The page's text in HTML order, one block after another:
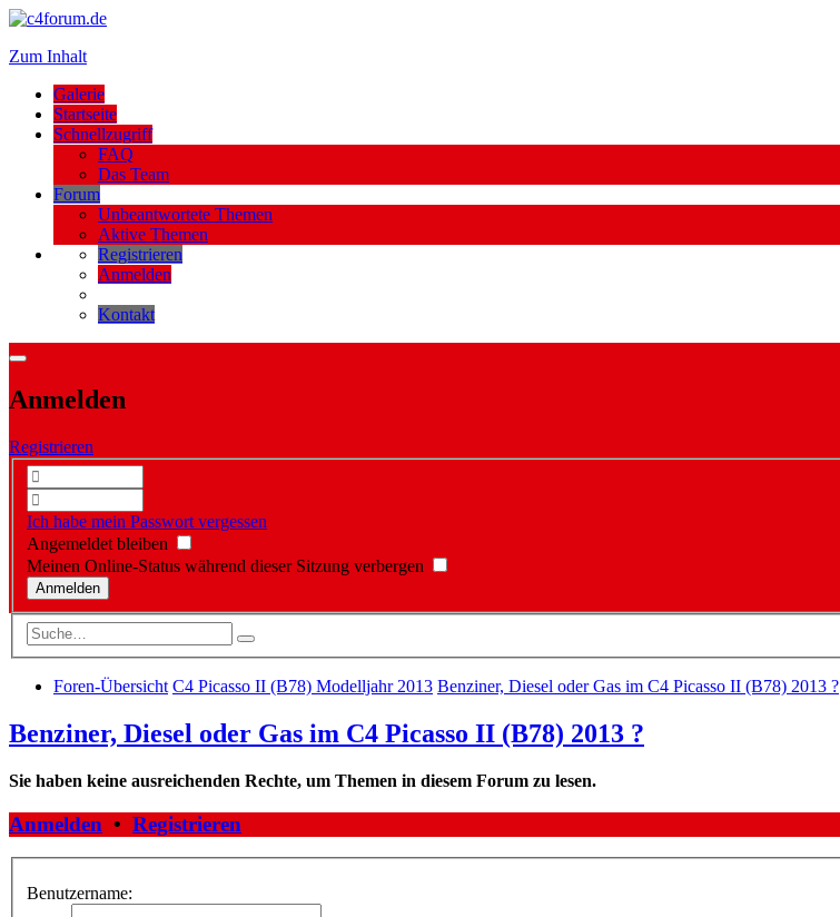
Zum Inhalt
Galerie
Startseite
Schnellzugriff
FAQ
Das Team
Forum
Unbeantwortete Themen
Aktive Themen
Registrieren
Anmelden
Kontakt
Anmelden
Registrieren
Ich habe mein Passwort vergessen
Angemeldet bleiben
Meinen Online-Status während dieser Sitzung verbergen
Foren-Übersicht C4 Picasso II (B78) Modelljahr 2013 Benziner, Diesel oder Gas im C4 Picasso II (B78) 2013 ?
Benziner, Diesel oder Gas im C4 Picasso II (B78) 2013 ?
Sie haben keine ausreichenden Rechte, um Themen in diesem Forum zu lesen.
Anmelden • Registrieren
Benutzername: